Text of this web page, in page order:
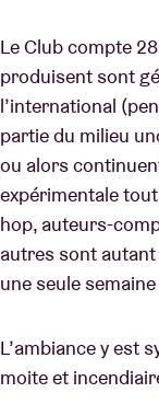
Le Club compte
produisent sont
l’international
partie du milieu
ou alors
expérimentale
hop, auteurs-
autres sont autant
une seule semaine
L’ambiance y est
moite et